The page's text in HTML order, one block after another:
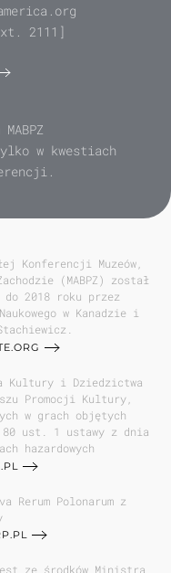
2111]
w kwestiach
Konferencji Muzeów,
(MABPZ) został
2018 roku przez
w Kanadzie i
Kultury i Dziedzictwa
Promocji Kultury,
w grach objętych
80 ust. 1 ustawy z dnia
hazardowych
Rerum Polonarum z
ze środków Ministra